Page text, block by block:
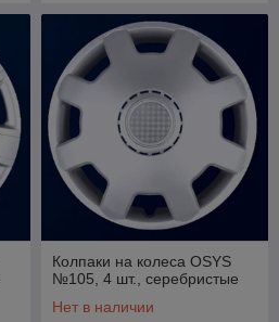
Колпаки на колеса OSYS
№105, 4 шт., серебристые
Нет в наличии